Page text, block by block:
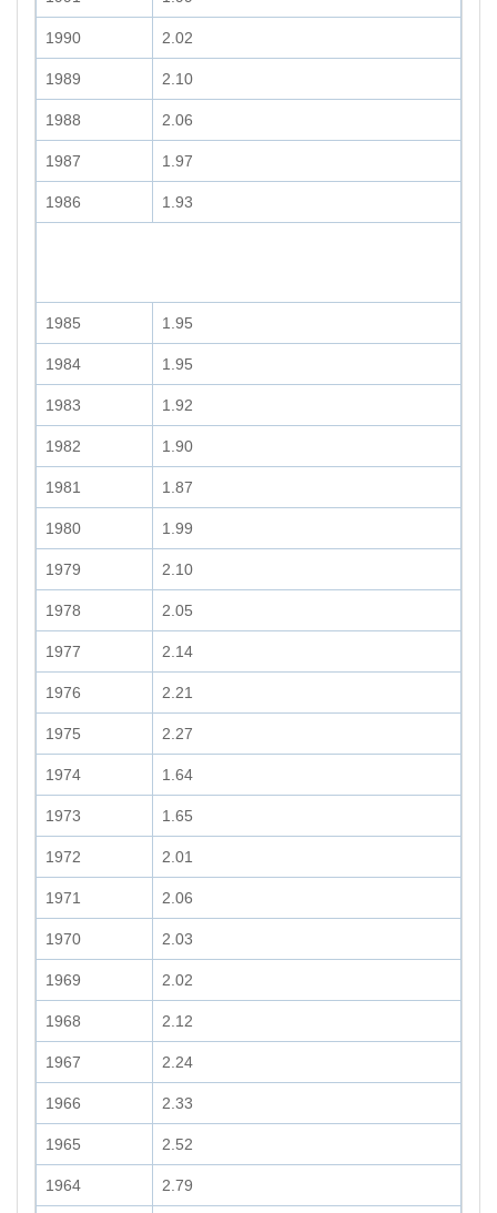
1990 2.02
1989 2.10
1988 2.06
1987 1.97
1986 1.93
1985 1.95
1984 1.95
1983 1.92
1982 1.90
1981 1.87
1980 1.99
1979 2.10
1978 2.05
1977 2.14
1976 2.21
1975 2.27
1974 1.64
1973 1.65
1972 2.01
1971 2.06
1970 2.03
1969 2.02
1968 2.12
1967 2.24
1966 2.33
1965 2.52
1964 2.79